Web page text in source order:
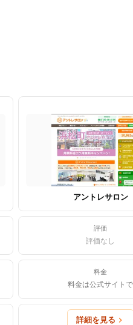
アントレサロン
評価
評価なし
料金
料金は公式サイトで
詳細を見る